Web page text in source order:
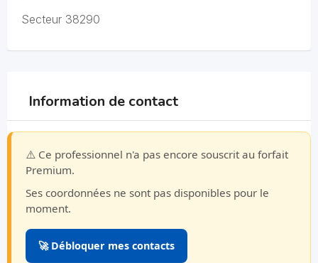
Secteur 38290
Information de contact
⚠️ Ce professionnel n'a pas encore souscrit au forfait
Premium.
Ses coordonnées ne sont pas disponibles pour le
moment.
🚀 Débloquer mes contacts